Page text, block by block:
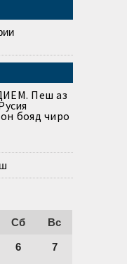
Пеш аз
бояд чиро
Сб Вс
6 7